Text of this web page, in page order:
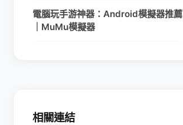
電腦玩手游神器：Android模擬器推薦
｜MuMu模擬器
相關連結